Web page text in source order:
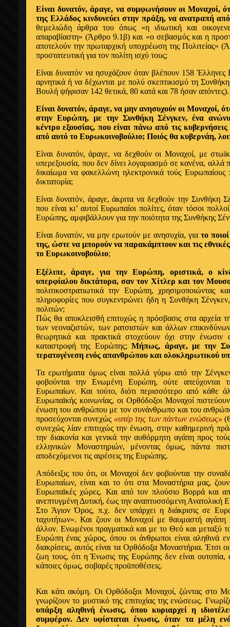
Είναι δυνατόν, άραγε, να συμφωνήσουν οι Μοναχοί,
της Ελλάδος κινδυνεύει στην πράξη, να ανατραπή
θεμελιώδη άρθρα του όπως «η ιδιωτική και
απαραβίαστη» (Άρθρο 9.1β) και «ο σεβασμός και η
αποτελούν την πρωταρχική υποχρέωση της Πολιτείας»
προστατευτική για τον πολίτη ισχύ τους;
Είναι δυνατόν να ησυχάζουν όταν βλέπουν 158 Έλληνες
αρνητικά ή να δέχωνται με πολύ σκεπτικισμό τη
Βουλή ψήφισαν 142 θετικά, 80 κατά και 78 ήσαν απόντες).
Είναι δυνατόν, άραγε, να μην ανησυχούν οι Μοναχοί,
στην Ευρώπη, με την Συνθήκη Σένγκεν, ένα
κέντρο εξουσίας, που είναι πάνω από τις
από αυτό το Ευρωκοινοβούλιο; Ποιός θα κυβερνάη,
Είναι δυνατόν, άραγε, να δεχθούν οι Μοναχοί, με
υπερεξουσία, που δεν δίνει λογαριασμό σε κανένα, αλλά
δικαίωμα να φακελλώνη ηλεκτρονικά τούς Ευρωπαίους
δικτατορία;
Είναι δυνατόν, άραγε, άκριτα να δεχθούν την Συνθήκη
που είναι κι’ αυτοί Ευρωπαίοι πολίτες, όταν τόσοι
Ευρώπης, αμφιβάλλουν για την ποιότητα της Συνθήκης
Είναι δυνατόν, να μην ερωτούν με ανησυχία, για το
της, ώστε να μπορούν να παρακάμπτουν και τις
το Ευρωκοινοβούλιο;
Εξέλιπε, άραγε, για την Ευρώπη, οριστικά, ο
υπερφίαλου δικτάτορα, σαν τον Χίτλερ και τον
πολιτικοστρατιωτικά την Ευρώπη, χρησιμοποιώντας
πληροφορίες που συγκεντρώνει ήδη η Συνθήκη
πολιτών;
Πώς θα αποκλεισθή επιτυχώς η πρόσβασις στα αρχεία
των νεοναζιστών, των ρατσιστών και άλλων
θεωρητικά και πρακτικά στοχεύουν όχι στην ένωσιν
καταστροφή της Ευρώπης;Μήπως, άραγε, με την
τερατογένεση ενός απανθρώπου και ολοκληρωτικού
Τα ερωτήματα όμως είναι πολλά γύρω από την
φοβούνται την Ενωμένη Ευρώπη, ούτε απεύχονται
Ευρωπαίων. Και τούτο, διότι περισσότερο από κάθε
Ευρωπαïκής κοινωνίας, οι Ορθόδοξοι Μοναχοί
ένωση του ανθρώπου με τον συνάνθρωπο και του
προσεύχονται συνεχώς «υπέρ της των πάντων ενώσεως»
συνεχώς λίαν επιτυχώς την ένωση, στην καθημερινή
την διακονία και γενικά την αυθόρμητη αγάπη προς
ελληνικών Μοναστηριών, μένοντας όμως, πάντα
αποδεχόμενοι τις αιρέσεις της Ευρώπης.
Απόδειξις του ότι, οι Μοναχοί δεν φοβούνται την
Ευρωπαίων, είναι και το ότι στα Μοναστήρια μας,
Ευρωπαïκές χώρες. Και από τον πλούσιο Βορρά και
ανεπτυγμένη Δυτική, έως την αναπτυσσόμενη Ανατολική
Στο Άγιον Όρος, π.χ. δεν υπάρχει η διάκρισις σε
ταχυτήτων». Και ζουν οι Μοναχοί με θαυμαστή αγάπη
άλλον. Ενωμένοι πραγματικά και με το Θεό και μεταξύ
Ευρώπη ένας χώρος, όπου οι άνθρωποι είναι αληθινά
διακρίσεις, αυτός είναι τα Ορθόδοξα Μοναστήρια. Έτσι
ζωη τους, ότι η Ένωσις της Ευρώπης δεν είναι ουτοπία,
κάποιες όμως, σοβαρές προüποθέσεις.
Και κάτι ακόμη. Οι Ορθόδοξοι Μοναχοί, ζώντας στο
γνωρίζουν το μυστικό της επιτυχίας της ενώσεως.
υπάρξη αληθινή ένωσις, όπου κυριαρχεί η
συμφέρον. Δεν υφίσταται ένωσις, όταν τα μέλη